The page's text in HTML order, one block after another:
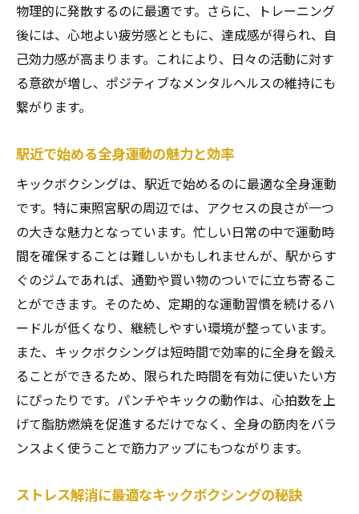
キックボクシングによる心身のバランス改
善
ストレス解消に効果的東照宮駅周辺でのキック
ボクシング全身運動
キックボクシングがもたらすストレス軽減
作用
ストレスをリセットする全身運動の実践
東照宮駅で始める健康的なメンタルケア
日常に取り入れたいストレス解消法
キックボクシングによる心のリフレッシュ
短時間で効果的東照宮駅でキックボクシングを
始める理由
忙しい人に最適な短時間トレーニング
効率的な運動で健康を維持する方法
東照宮駅でのキックボクシングが提供する
タイムセービング
短時間で得ることができる健康効果
物理的に発散するのに最適です。さらに、トレーニング
後には、心地よい疲労感とともに、達成感が得られ、自
己効力感が高まります。これにより、日々の活動に対す
る意欲が増し、ポジティブなメンタルヘルスの維持にも
繋がります。
駅近で始める全身運動の魅力と効率
キックボクシングは、駅近で始めるのに最適な全身運動
です。特に東照宮駅の周辺では、アクセスの良さが一つ
の大きな魅力となっています。忙しい日常の中で運動時
間を確保することは難しいかもしれませんが、駅からす
ぐのジムであれば、通勤や買い物のついでに立ち寄るこ
とができます。そのため、定期的な運動習慣を続けるハ
ードルが低くなり、継続しやすい環境が整っています。
また、キックボクシングは短時間で効率的に全身を鍛え
ることができるため、限られた時間を有効に使いたい方
にぴったりです。パンチやキックの動作は、心拍数を上
げて脂肪燃焼を促進するだけでなく、全身の筋肉をバラ
ンスよく使うことで筋力アップにもつながります。
ストレス解消に最適なキックボクシングの秘訣